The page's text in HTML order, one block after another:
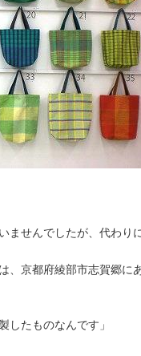
ませんでしたが、代わり
、京都府綾部市志賀郷に
したものなんです」